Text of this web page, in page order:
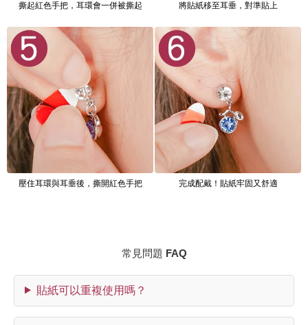
撕起紅色手把，耳環會一併被撕起 將貼紙移至耳垂，對準貼上
壓住耳環與耳垂後，撕開紅色手把 完成配戴！貼紙牢固又舒適
常見問題 FAQ
貼紙可以重複使用嗎？